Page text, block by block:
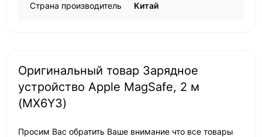
Страна производитель Китай
Оригинальный товар Зарядное
устройство Apple MagSafe, 2 м
(MX6Y3)
Просим Вас обратить Ваше внимание что все товары